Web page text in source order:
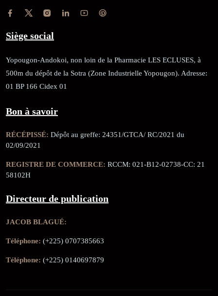
Siège social
Yopougon-Andokoi, non loin de la Pharmacie LES ECLUSES, à
500m du dépôt de la Sotra (Zone Industrielle Yopougon). Adresse:
01 BP 166 Cidex 01
Bon à savoir
RÉCÉPISSÉ: Dépôt au greffe: 24351/GTCA/ RC/2021 du
02/09/2021
REGISTRE DE COMMERCE: RCCM: 021-B12-02738-CC: 21
58102H
Directeur de publication
JACOB BLAGUÉ:
Téléphone: (+225) 0707385663
Téléphone: (+225) 0140697879